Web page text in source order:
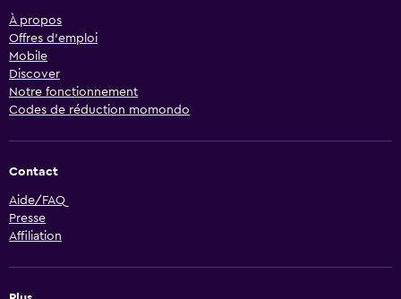
À propos
Offres d’emploi
Mobile
Discover
Notre fonctionnement
Codes de réduction momondo
Contact
Aide/FAQ
Presse
Affiliation